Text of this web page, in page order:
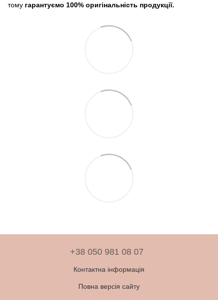
тому гарантуємо 100% оригінальність продукції.
+38 050 981 08 07
Контактна інформація
Повна версія сайту